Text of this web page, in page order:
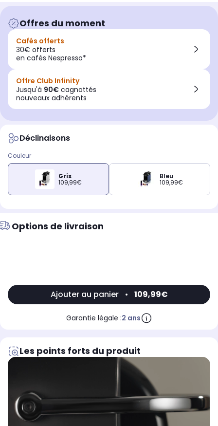
Offres du moment
Cafés offerts
30€ offerts
en cafés Nespresso*
Offre Club Infinity
Jusqu'à 90€ cagnottés
nouveaux adhérents
Déclinaisons
Couleur
Gris
109,99€
Bleu
109,99€
Options de livraison
Ajouter au panier • 109,99€
Garantie légale :2 ans
Les points forts du produit